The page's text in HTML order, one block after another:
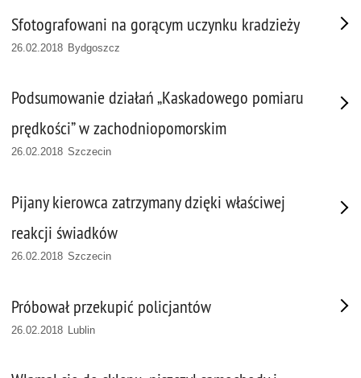
Sfotografowani na gorącym uczynku kradzieży
26.02.2018 Bydgoszcz
Podsumowanie działań „Kaskadowego pomiaru
prędkości” w zachodniopomorskim
26.02.2018 Szczecin
Pijany kierowca zatrzymany dzięki właściwej
reakcji świadków
26.02.2018 Szczecin
Próbował przekupić policjantów
26.02.2018 Lublin